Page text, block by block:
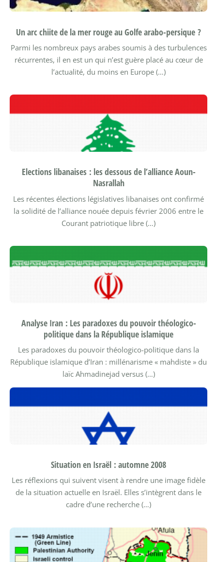
Un arc chiite de la mer rouge au Golfe arabo-persique ?
Parmi les nombreux pays arabes soumis à des turbulences
récurrentes, il en est un qui n’est guère placé au cœur de
l’actualité, du moins en Europe (…)
Elections libanaises : les dessous de l’alliance Aoun-
Nasrallah
Les récentes élections législatives libanaises ont confirmé
la solidité de l’alliance nouée depuis février 2006 entre le
Courant patriotique libre (…)
Analyse Iran : Les paradoxes du pouvoir théologico-
politique dans la République islamique
Les paradoxes du pouvoir théologico-politique dans la
République islamique d’Iran : millénarisme « mahdiste » du
laïc Ahmadinejad versus (…)
Situation en Israël : automne 2008
Les réflexions qui suivent visent à rendre une image fidèle
de la situation actuelle en Israël. Elles s’intègrent dans le
cadre d’une recherche (…)